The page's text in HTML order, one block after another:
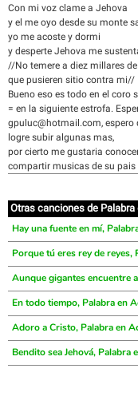
Con mi voz clame a Jehova
y el me oyo desde su monte
yo me acoste y dormi
y desperte Jehova me
//No temere a diez millares
que pusieren sitio contra mi//
Bueno eso es todo en el coro
= en la siguiente estrofa.
gpuluc@hotmail.com, espero
logre subir algunas mas,
por cierto me gustaria
compartir musicas de su pais
Otras canciones de Palabra
Hay una fuente en mí,
Porque tú eres rey de reyes,
Aunque gigantes encuentre
En todo tiempo, Palabra en
Adoro a Cristo, Palabra en
Bendito sea Jehová, Palabra